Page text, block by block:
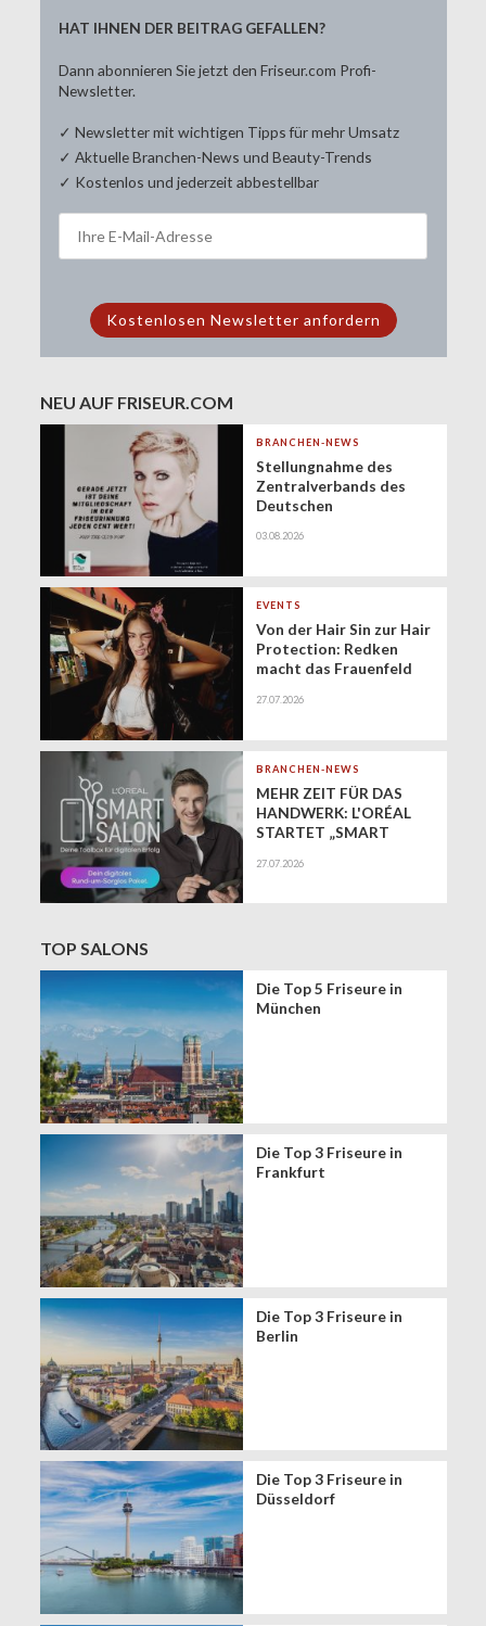
HAT IHNEN DER BEITRAG GEFALLEN?
Dann abonnieren Sie jetzt den Friseur.com Profi-
Newsletter.
✓ Newsletter mit wichtigen Tipps für mehr Umsatz
✓ Aktuelle Branchen-News und Beauty-Trends
✓ Kostenlos und jederzeit abbestellbar
NEU AUF FRISEUR.COM
BRANCHEN-NEWS
Stellungnahme des
Zentralverbands des
Deutschen
Zukunft der
(Minijobs)
03.08.2026
EVENTS
Von der Hair Sin zur Hair
Protection: Redken
macht das Frauenfeld
gesundes Haar
27.07.2026
BRANCHEN-NEWS
MEHR ZEIT FÜR DAS
HANDWERK: L'ORÉAL
STARTET „SMART
EXKLUSIVEN BUSINESS-
27.07.2026
TOP SALONS
Die Top 5 Friseure in
München
Die Top 3 Friseure in
Frankfurt
Die Top 3 Friseure in
Berlin
Die Top 3 Friseure in
Düsseldorf